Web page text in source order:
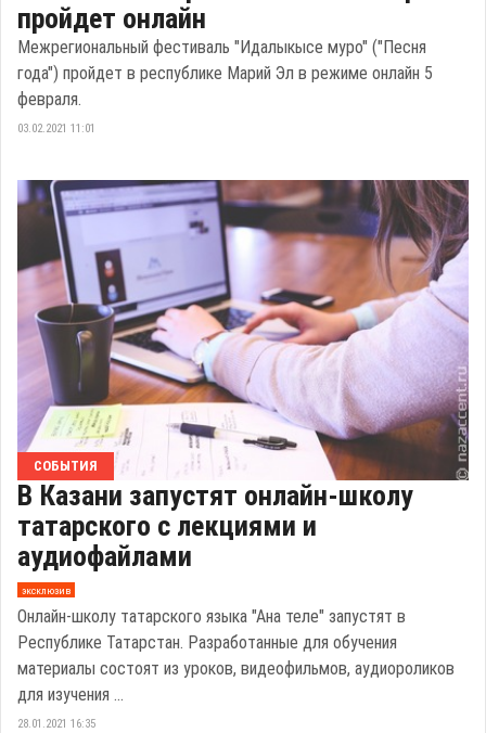
пройдет онлайн
Межрегиональный фестиваль "Идалыкысе муро" ("Песня
года") пройдет в республике Марий Эл в режиме онлайн 5
февраля.
03.02.2021 11:01
СОБЫТИЯ
В Казани запустят онлайн-школу
татарского с лекциями и
аудиофайлами
эксклюзив
Онлайн-школу татарского языка "Ана теле" запустят в
Республике Татарстан. Разработанные для обучения
материалы состоят из уроков, видеофильмов, аудиороликов
для изучения ...
28.01.2021 16:35